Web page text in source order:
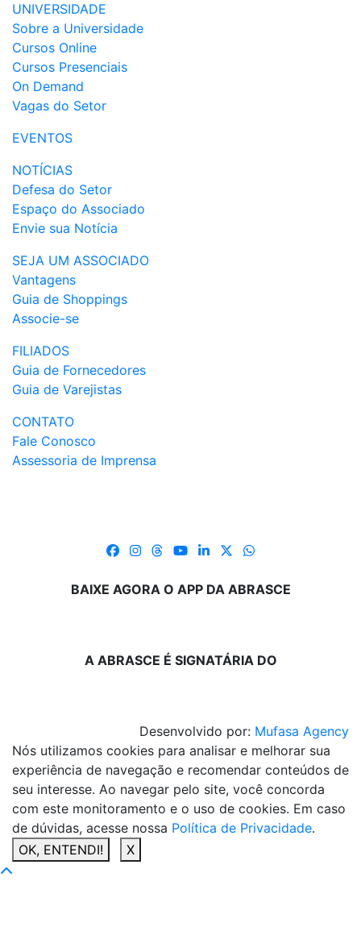
UNIVERSIDADE
Sobre a Universidade
Cursos Online
Cursos Presenciais
On Demand
Vagas do Setor
EVENTOS
NOTÍCIAS
Defesa do Setor
Espaço do Associado
Envie sua Notícia
SEJA UM ASSOCIADO
Vantagens
Guia de Shoppings
Associe-se
FILIADOS
Guia de Fornecedores
Guia de Varejistas
CONTATO
Fale Conosco
Assessoria de Imprensa
BAIXE AGORA O APP DA ABRASCE
A ABRASCE É SIGNATÁRIA DO
Desenvolvido por: Mufasa Agency
Nós utilizamos cookies para analisar e melhorar sua
experiência de navegação e recomendar conteúdos de
seu interesse. Ao navegar pelo site, você concorda
com este monitoramento e o uso de cookies. Em caso
de dúvidas, acesse nossa Política de Privacidade.
OK, ENTENDI!
X